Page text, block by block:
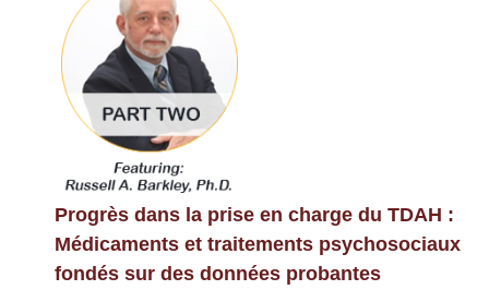
Progrès dans la prise en charge du TDAH :
Médicaments et traitements psychosociaux
fondés sur des données probantes